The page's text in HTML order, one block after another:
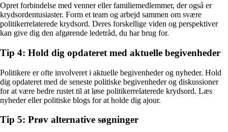
Opret forbindelse med venner eller familiemedlemmer, der også er
krydsordentusiaster. Form et team og arbejd sammen om svære
politikerrelaterede krydsord. Deres forskellige viden og perspektiver
kan give dig den afgørende ledetråd, du har brug for.
Tip 4: Hold dig opdateret med aktuelle begivenheder
Politikere er ofte involveret i aktuelle begivenheder og nyheder. Hold
dig opdateret med de seneste politiske begivenheder og diskussioner
for at være bedre rustet til at løse politikerrelaterede krydsord. Læs
nyheder eller politiske blogs for at holde dig ajour.
Tip 5: Prøv alternative søgninger